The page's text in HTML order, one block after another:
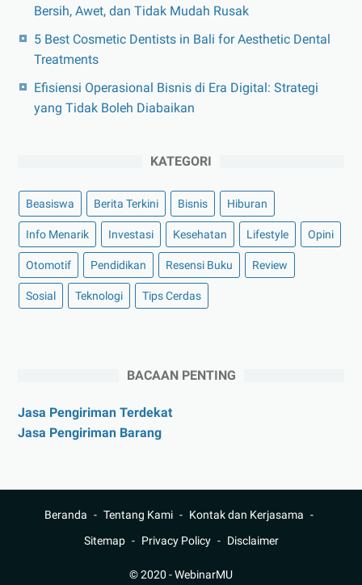
Bersih, Awet, dan Tidak Mudah Rusak
5 Best Cosmetic Dentists in Bali for Aesthetic Dental
Treatments
Efisiensi Operasional Bisnis di Era Digital: Strategi
yang Tidak Boleh Diabaikan
KATEGORI
Beasiswa Berita Terkini Bisnis Hiburan
Info Menarik Investasi Kesehatan Lifestyle Opini
Otomotif Pendidikan Resensi Buku Review
Sosial Teknologi Tips Cerdas
BACAAN PENTING
Jasa Pengiriman Terdekat
Jasa Pengiriman Barang
Beranda Tentang Kami
Kontak dan Kerjasama
Sitemap
Privacy Policy Disclaimer
© 2020 -WebinarMU